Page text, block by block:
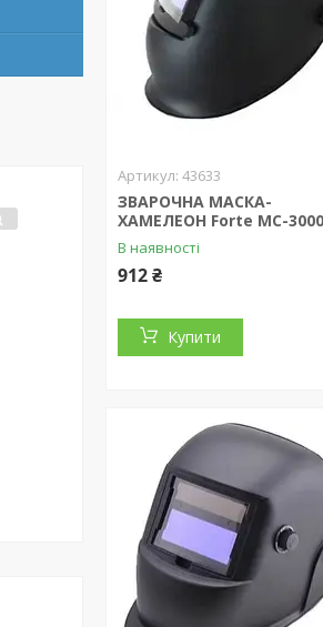
43633
ЗВАРОЧНА МАСКА-
ХAMЕЛЕОН Forte МС-3000
В наявності
912 ₴
Купити